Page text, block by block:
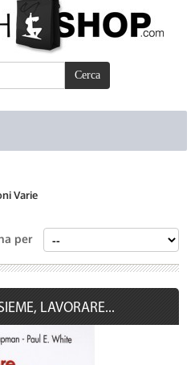
Varie
per
LAVORARE...